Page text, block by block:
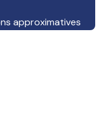
approximatives